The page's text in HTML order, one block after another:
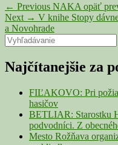
Navigácia
v
článku
← Previous Previous
post:
NAKA opäť
Next → Next
post:
V knihe Stopy
a Novohrade
Primary
Sidebar
Widget
Area
Search
for:
Najčítanejšie za
FIĽAKOVO: Pri
hasičov
BETLIAR: Starostku
podvodníci. Z
Mesto Rožňava